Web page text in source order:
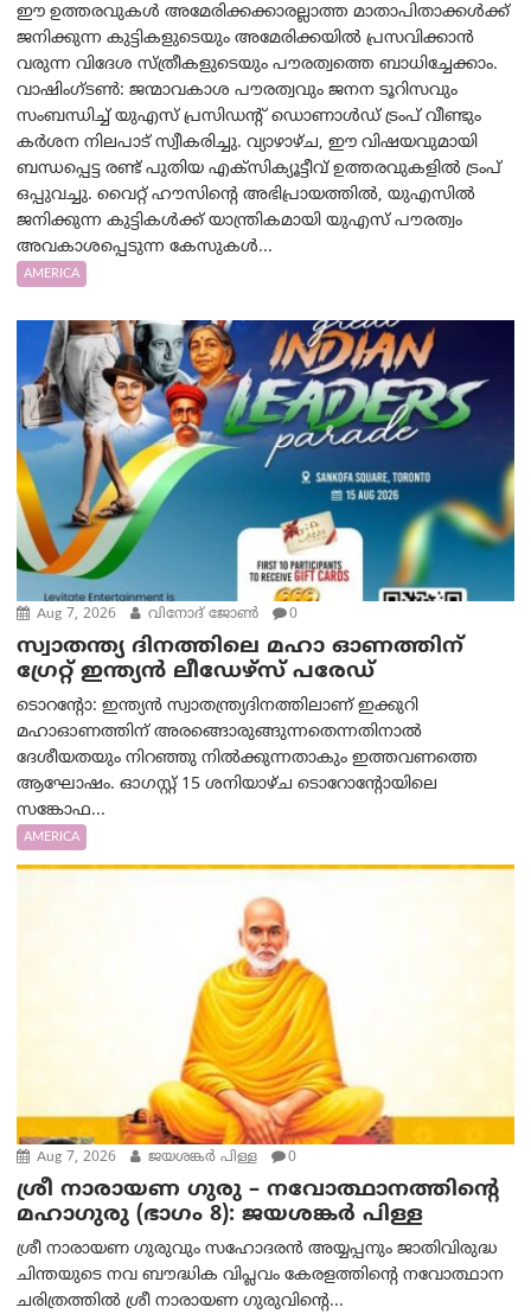
ഈ ഉത്തരവുകൾ അമേരിക്കക്കാരല്ലാത്ത മാതാപിതാക്കൾക്ക്
ജനിക്കുന്ന കുട്ടികളുടെയും അമേരിക്കയിൽ പ്രസവിക്കാൻ
വരുന്ന വിദേശ സ്ത്രീകളുടെയും പൗരത്വത്തെ ബാധിച്ചേക്കാം.
വാഷിംഗ്ടണ്‍: ജന്മാവകാശ പൗരത്വവും ജനന ടൂറിസവും
സംബന്ധിച്ച് യുഎസ് പ്രസിഡന്റ് ഡൊണാൾഡ് ട്രംപ് വീണ്ടും
കർശന നിലപാട് സ്വീകരിച്ചു. വ്യാഴാഴ്ച, ഈ വിഷയവുമായി
ബന്ധപ്പെട്ട രണ്ട് പുതിയ എക്സിക്യൂട്ടീവ് ഉത്തരവുകളിൽ ട്രംപ്
ഒപ്പുവച്ചു. വൈറ്റ് ഹൗസിന്റെ അഭിപ്രായത്തിൽ, യുഎസിൽ
ജനിക്കുന്ന കുട്ടികൾക്ക് യാന്ത്രികമായി യുഎസ് പൗരത്വം
അവകാശപ്പെടുന്ന കേസുകൾ...
AMERICA
Aug 7, 2026 വിനോദ് ജോൺ 0
സ്വാതന്ത്യ ദിനത്തിലെ മഹാ ഓണത്തിന്
ഗ്രേറ്റ് ഇന്ത്യൻ ലീഡേഴ്സ് പരേഡ്
ടൊറന്റോ: ഇന്ത്യൻ സ്വാതന്ത്ര്യദിനത്തിലാണ് ഇക്കുറി
മഹാഓണത്തിന് അരങ്ങൊരുങ്ങുന്നതെന്നതിനാൽ
ദേശീയതയും നിറഞ്ഞു നിൽക്കുന്നതാകും ഇത്തവണത്തെ
ആഘോഷം. ഓഗസ്റ്റ് 15 ശനിയാഴ്ച ടൊറോന്റോയിലെ
സങ്കോഫ...
AMERICA
Aug 7, 2026 ജയശങ്കര്‍ പിള്ള 0
ശ്രീ നാരായണ ഗുരു – നവോത്ഥാനത്തിന്റെ
മഹാഗുരു (ഭാഗം 8): ജയശങ്കര്‍ പിള്ള
ശ്രീ നാരായണ ഗുരുവും സഹോദരൻ അയ്യപ്പനും ജാതിവിരുദ്ധ
ചിന്തയുടെ നവ ബൗദ്ധിക വിപ്ലവം കേരളത്തിന്റെ നവോത്ഥാന
ചരിത്രത്തിൽ ശ്രീ നാരായണ ഗുരുവിന്റെ...